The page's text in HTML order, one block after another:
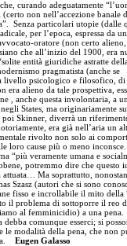
curando adeguatamente
non nell’accezione banale
Senza particolari utopie (dalle
per l’epoca, espressa da
oratore (non certo
che all’inizio del 1900, era
entità giuridiche astratte
pragmatista (anche se
livello psicologico e filosofico, di
era alieno da tale prospettiva,
, anche questa involontaria, a
States, ma originariamente
poi Skinner, diverrà un
era già nell’aria un
rivolto non solo ai
loro cause più o meno
“più veramente umana e
potremmo dire che questo
attuata… Ma soprattutto,
Szasz (autori che si sono
fisso e incrollabile il mito della
il problema di sottoporre il reo
al femminicidio) a una
debba comunque esserci; si
le modalità della pena, che non
Eugen Galasso